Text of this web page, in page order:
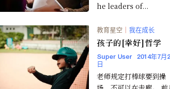
he leaders of...
教育星空 ｜ 我在成长
孩子的[幸好]哲学
Super User
2014年7月
日
老师规定打棒球要到操